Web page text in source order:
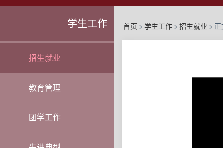
学生工作
招生就业
教育管理
团学工作
首页 > 学生工作 > 招生就业 > 正